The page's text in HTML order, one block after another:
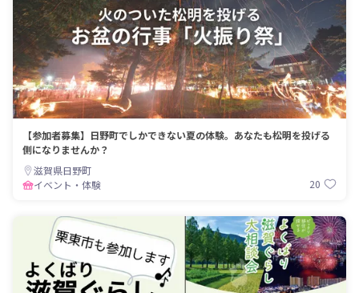
【参加者募集】日野町でしかできない夏の体験。あなたも松明を投げる
側になりませんか？
滋賀県日野町
イベント・体験
20